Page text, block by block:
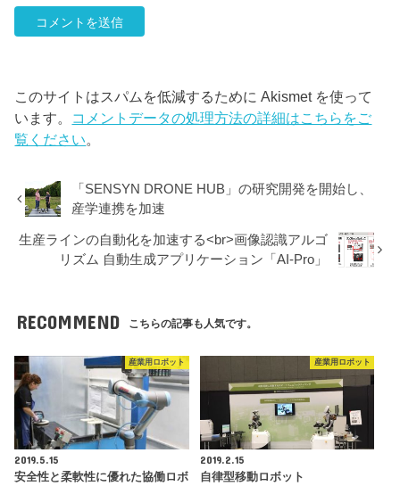
このサイトはスパムを低減するために Akismet を使って
います。 コメントデータの処理方法の詳細はこちらをご
覧ください。
「SENSYN DRONE HUB」の研究開発を開始し、
産学連携を加速
生産ラインの自動化を加速する<br>画像認識アルゴ
リズム 自動生成アプリケーション「AI-Pro」
RECOMMEND こちらの記事も人気です。
産業用ロボット
2019.5.15
安全性と柔軟性に優れた協働ロボ
産業用ロボット
2019.2.15
自律型移動ロボット